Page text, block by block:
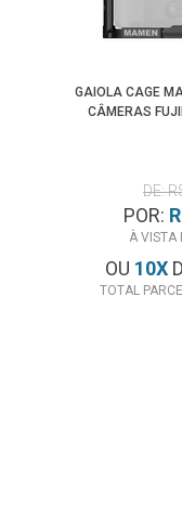
GAIOLA CAGE
CÂMERAS
DE:
POR:
À VISTA
OU 10X
TOTAL